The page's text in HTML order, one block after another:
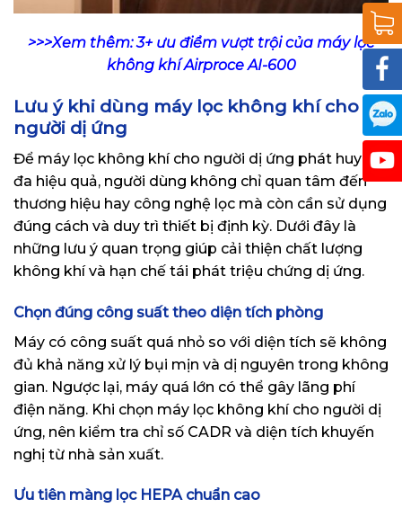
>>>Xem thêm: 3+ ưu điểm vượt trội của máy lọc
không khí Airproce AI-600
Lưu ý khi dùng máy lọc không khí cho
người dị ứng
Để máy lọc không khí cho người dị ứng phát huy tối
đa hiệu quả, người dùng không chỉ quan tâm đến
thương hiệu hay công nghệ lọc mà còn cần sử dụng
đúng cách và duy trì thiết bị định kỳ. Dưới đây là
những lưu ý quan trọng giúp cải thiện chất lượng
không khí và hạn chế tái phát triệu chứng dị ứng.
Chọn đúng công suất theo diện tích phòng
Máy có công suất quá nhỏ so với diện tích sẽ không
đủ khả năng xử lý bụi mịn và dị nguyên trong không
gian. Ngược lại, máy quá lớn có thể gây lãng phí
điện năng. Khi chọn máy lọc không khí cho người dị
ứng, nên kiểm tra chỉ số CADR và diện tích khuyến
nghị từ nhà sản xuất.
Ưu tiên màng lọc HEPA chuẩn cao